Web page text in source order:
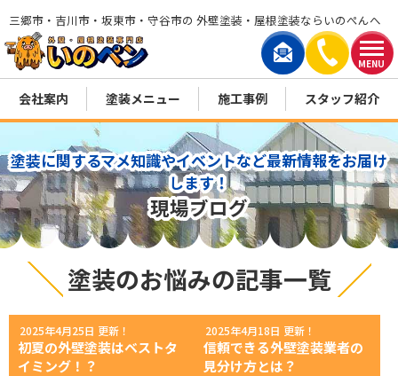
MENU
三郷市・吉川市・坂東市・守谷市の 外壁塗装・屋根塗装ならいのぺんへ
会社案内 塗装メニュー 施工事例 スタッフ紹介
塗装に関するマメ知識やイベントなど最新情報をお届け
します！
現場ブログ
塗装のお悩みの記事一覧
2025年4月25日 更新！
初夏の外壁塗装はベストタ
イミング！？
2025年4月18日 更新！
信頼できる外壁塗装業者の
見分け方とは？